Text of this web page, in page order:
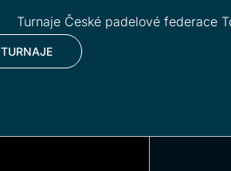
Turnaje České padelové federace
TURNAJE